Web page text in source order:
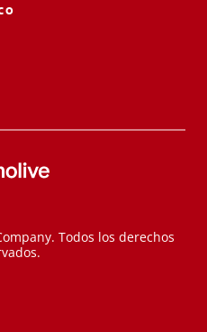
Todos los derechos